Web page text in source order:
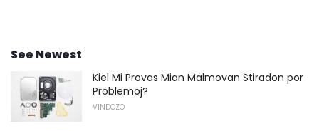
See Newest
Kiel Mi Provas Mian Malmovan Stiradon por
Problemoj?
VINDOZO